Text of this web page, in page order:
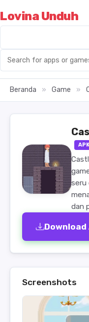
Lovina Unduh
Beranda » Game »
seru
dan
Download
Screenshots